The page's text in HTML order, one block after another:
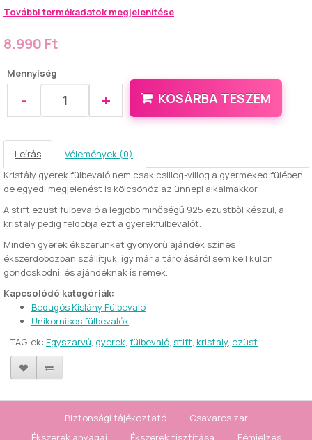
További termékadatok megjelenítése
8.990 Ft
Mennyiség
- + KOSÁRBA TESZEM
Leírás
Vélemények (0)
Kristály gyerek fülbevaló nem csak csillog-villog a gyermeked fülében,
de egyedi megjelenést is kölcsönöz az ünnepi alkalmakkor.
A stift ezüst fülbevaló a legjobb minőségű 925 ezüstből készül, a
kristály pedig feldobja ezt a gyerekfülbevalót.
Minden gyerek ékszerünket gyönyörű ajándék színes
ékszerdobozban szállítjuk, így már a tárolásáról sem kell külön
gondoskodni, és ajándéknak is remek.
Kapcsolódó kategóriák:
Bedugós Kislány Fülbevaló
Unikornisos fülbevalók
TAG-ek: Egyszarvú, gyerek, fülbevaló, stift, kristály, ezüst
Biztonsági tájékoztató
Csavaros zár
Ékszerek anyagai
Ékszerek tisztítása
Fémjelzés